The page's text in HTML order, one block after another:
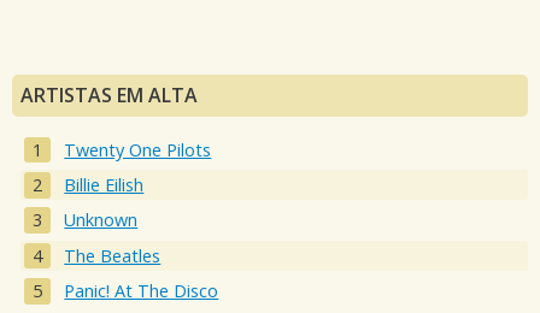
ARTISTAS EM ALTA
Twenty One Pilots
Billie Eilish
Unknown
The Beatles
Panic! At The Disco